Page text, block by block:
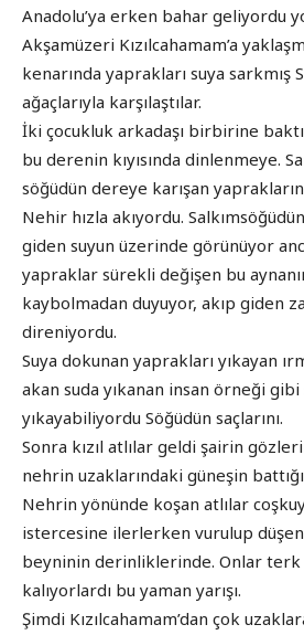
Anadolu’ya erken bahar geliyordu
Akşamüzeri Kızılcahamam’a
kenarında yaprakları suya sarkmış
ağaçlarıyla karşılaştılar.
İki çocukluk arkadaşı birbirine
bu derenin kıyısında dinlenmeye.
söğüdün dereye karışan
Nehir hızla akıyordu.
giden suyun üzerinde görünüyor
yapraklar sürekli değişen bu
kaybolmadan duyuyor, akıp giden
direniyordu.
Suya dokunan yaprakları yıkayan
akan suda yıkanan insan örneği
yıkayabiliyordu Söğüdün saçlarını.
Sonra kızıl atlılar geldi şairin
nehrin uzaklarındaki güneşin
Nehrin yönünde koşan atlılar
istercesine ilerlerken vurulup
beyninin derinliklerinde. Onlar
kalıyorlardı bu yaman yarışı.
Şimdi Kızılcahamam’dan çok